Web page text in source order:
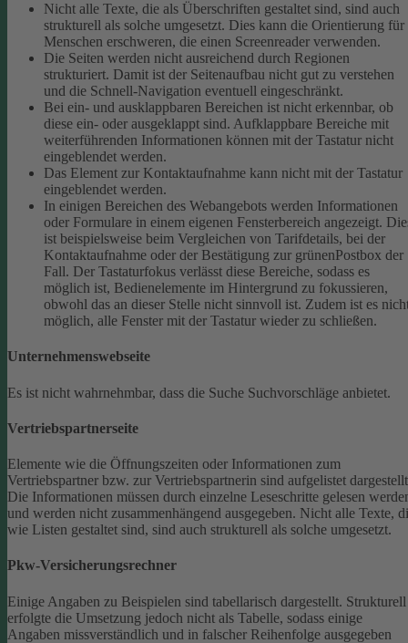
Nicht alle Texte, die als Überschriften gestaltet sind, sind auch
strukturell als solche umgesetzt. Dies kann die Orientierung für
Menschen erschweren, die einen Screenreader verwenden.
Die Seiten werden nicht ausreichend durch Regionen
strukturiert. Damit ist der Seitenaufbau nicht gut zu verstehen
und die Schnell-Navigation eventuell eingeschränkt.
Bei ein- und ausklappbaren Bereichen ist nicht erkennbar, ob
diese ein- oder ausgeklappt sind. Aufklappbare Bereiche mit
weiterführenden Informationen können mit der Tastatur nicht
eingeblendet werden.
Das Element zur Kontaktaufnahme kann nicht mit der Tastatur
eingeblendet werden.
In einigen Bereichen des Webangebots werden Informationen
oder Formulare in einem eigenen Fensterbereich angezeigt.
ist beispielsweise beim Vergleichen von Tarifdetails, bei der
Kontaktaufnahme oder der Bestätigung zur grünenPostbox der
Fall. Der Tastaturfokus verlässt diese Bereiche, sodass es
möglich ist, Bedienelemente im Hintergrund zu fokussieren,
obwohl das an dieser Stelle nicht sinnvoll ist. Zudem ist es
möglich, alle Fenster mit der Tastatur wieder zu schließen.
Unternehmenswebseite
Es ist nicht wahrnehmbar, dass die Suche Suchvorschläge anbietet.
Vertriebspartnerseite
Elemente wie die Öffnungszeiten oder Informationen zum
Vertriebspartner bzw. zur Vertriebspartnerin sind aufgelistet
Die Informationen müssen durch einzelne Leseschritte gelesen
und werden nicht zusammenhängend ausgegeben. Nicht alle Texte,
wie Listen gestaltet sind, sind auch strukturell als solche umgesetzt.
Pkw-Versicherungsrechner
Einige Angaben zu Beispielen sind tabellarisch dargestellt. Strukturell
erfolgte die Umsetzung jedoch nicht als Tabelle, sodass einige
Angaben missverständlich und in falscher Reihenfolge ausgegeben